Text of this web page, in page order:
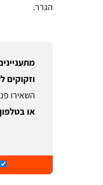
הגרר.
וזקוקים
השאירו
או